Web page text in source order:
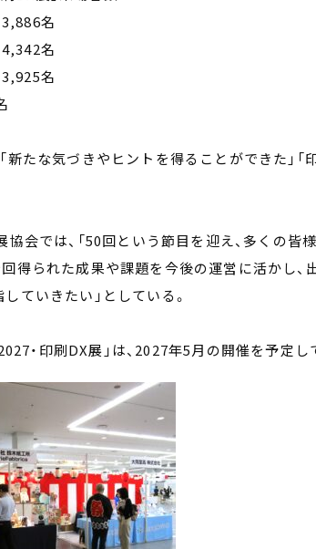
名
名
名
新たな気づきやヒントを得ることができた」
会では、「50回という節目を迎え、多くの
得られた成果や課題を今後の運営に活かし、
ていきたい」としている。
・印刷DX展」は、2027年5月の開催を予定し